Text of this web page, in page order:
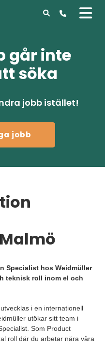
går inte
söka
jobb istället!
jobb
Specialist hos Weidmüller
teknisk roll inom el och
i en internationell
utökar sitt team i
Som Product
roll där du arbetar nära våra